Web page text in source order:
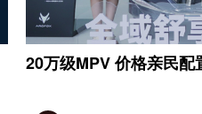
20万级MPV 价格亲民